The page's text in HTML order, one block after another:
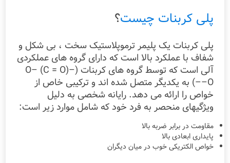
پلی کربنات چیست؟
پلی کربنات یک پلیمر ترموپلاستیک سخت ، بی شکل و
شفاف با عملکرد بالا است که دارای گروه های عملکردی
آلی است که توسط گروه های کربنات (–O– (C = O)
–O–) به یکدیگر متصل شده اند و ترکیبی خاص از
خواص را ارائه می دهد. رایانه شخصی به دلیل
ویژگیهای منحصر به فرد خود که شامل موارد زیر است:
مقاومت در برابر ضربه بالا
پایداری ابعادی بالا
خواص الکتریکی خوب در میان دیگران